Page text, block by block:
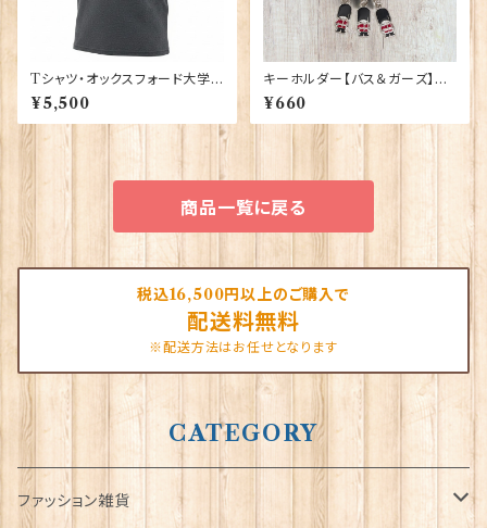
Tシャツ・オックスフォード大学
【グレー】 00220
¥5,500
キーホルダー【バス＆ガーズ】A&
S Gift 90425
¥660
商品一覧に戻る
税込16,500円以上のご購入で
配送料無料
※配送方法はお任せとなります
CATEGORY
ファッション雑貨